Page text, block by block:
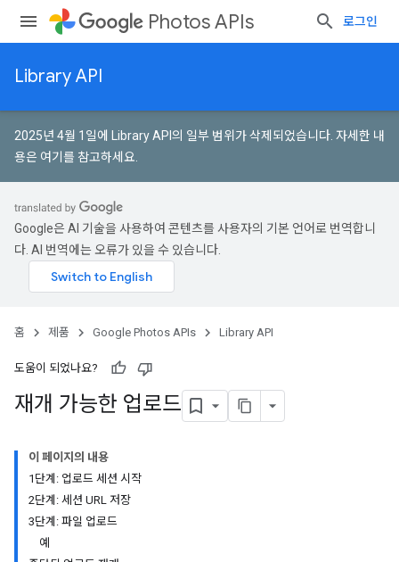
Photos APIs 로그인
Library API
2025년 4월 1일에 Library API의 일부 범위가 삭제되었습니다. 자세한 내
용은 여기를 참고하세요
Google은 AI 기술을 사용하여 콘텐츠를 사용자의 기본 언어로 번역합니
다. AI 번역에는 오류가 있을 수 있습니다.
홈 제품 Google Photos APIs Library API
도움이 되었나요?
재개 가능한 업로드
이 페이지의 내용
1단계: 업로드 세션 시작
2단계: 세션 URL 저장
3단계: 파일 업로드
예